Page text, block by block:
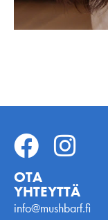
OTA
YHTEYTTÄ
info@mushbarf.fi